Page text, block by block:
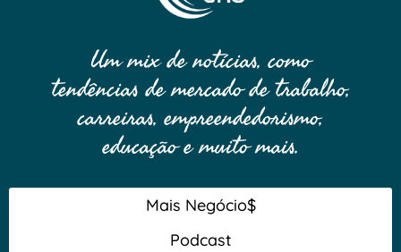
Um mix de notícias, como
tendências de mercado de trabalho,
carreiras, empreendedorismo,
educação e muito mais.
Mais Negócio$
Podcast